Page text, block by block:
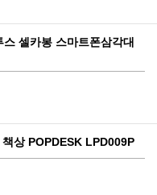
셀카봉 스마트폰삼각대
상 POPDESK LPD009P